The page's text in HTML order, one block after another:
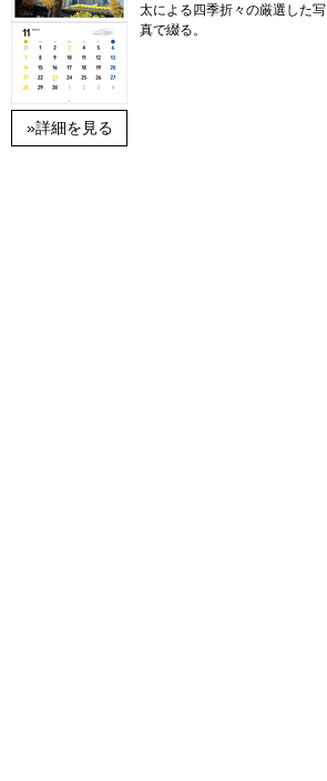
»詳細を見る
太による四季折々の厳選した写
真で綴る。